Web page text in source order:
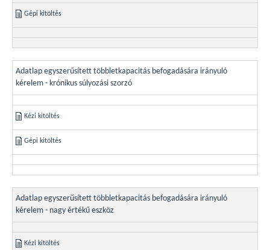
Gépi kitöltés
Adatlap egyszerűsített többletkapacitás befogadására irányuló
kérelem - krónikus súlyozási szorzó
Kézi kitöltés
Gépi kitöltés
Adatlap egyszerűsített többletkapacitás befogadására irányuló
kérelem - nagy értékű eszköz
Kézi kitöltés